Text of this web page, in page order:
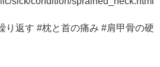
り返す #枕と首の痛み #肩甲骨の硬